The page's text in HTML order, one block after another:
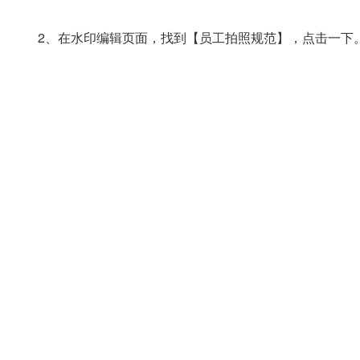
2、在水印编辑页面，找到【员工拍照规范】，点击一下